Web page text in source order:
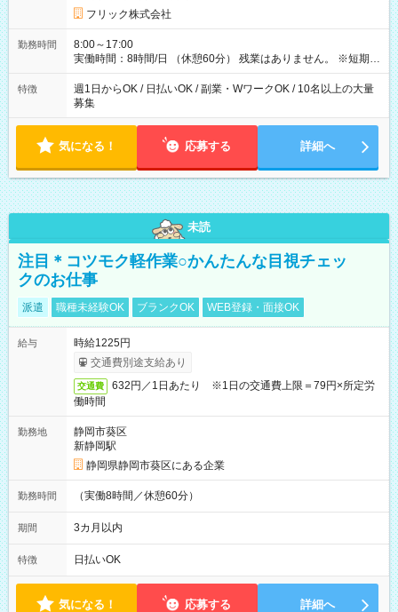
フリック株式会社
勤務時間
8:00～17:00
実働時間：8時間/日 （休憩60分） 残業はありません。 ※短期の
募集は行っておりません。予めご了承くださいませ。
特徴
週1日からOK / 日払いOK / 副業・WワークOK / 10名以上の大量
募集
気になる！ 応募する 詳細へ
未読
注目＊コツモク軽作業○かんたんな目視チェッ
クのお仕事
派遣 職種未経験OK ブランクOK WEB登録・面接OK
給与
時給1225円
交通費別途支給あり
交通費
632円／1日あたり ※1日の交通費上限＝79円×所定労
働時間
勤務地
静岡市葵区
新静岡駅
静岡県静岡市葵区にある企業
勤務時間 （実働8時間／休憩60分）
期間 3カ月以内
特徴 日払いOK
気になる！ 応募する 詳細へ